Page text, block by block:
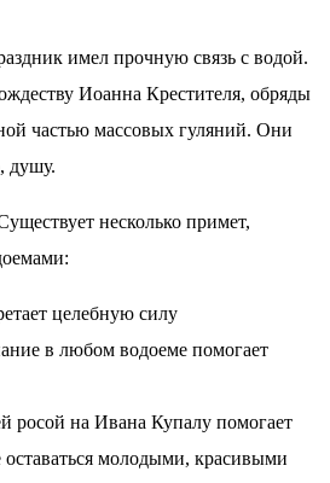
имел прочную связь с водой.
Иоанна Крестителя, обряды
частью массовых гуляний. Они
душу.
несколько примет,
целебную силу
в любом водоеме помогает
росой на Ивана Купалу помогает
молодыми, красивыми